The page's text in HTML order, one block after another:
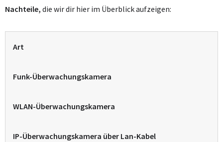
Nachteile, die wir dir hier im Überblick aufzeigen:
Art
Funk-Überwachungskamera
WLAN-Überwachungskamera
IP-Überwachungskamera über Lan-Kabel